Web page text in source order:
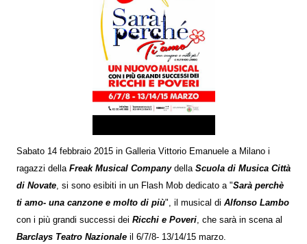
Sabato 14 febbraio 2015 in Galleria Vittorio Emanuele a Milano i
ragazzi della Freak Musical CompanydellaScuola di Musica Città
di Novate, si sono esibiti in un Flash Mob dedicato a "Sarà perchè
ti amo- una canzone e molto di più", il musical di Alfonso Lambo
con i più grandi successi dei Ricchi e Poveri, che sarà in scena al
Barclays Teatro Nazionale il 6/7/8- 13/14/15 marzo.